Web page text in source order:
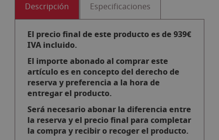
Descripción Especificaciones
El precio final de este producto es de 939€
IVA incluido.
El importe abonado al comprar este
artículo es en concepto del derecho de
reserva y preferencia a la hora de
entregar el producto.
Será necesario abonar la diferencia entre
la reserva y el precio final para completar
la compra y recibir o recoger el producto.